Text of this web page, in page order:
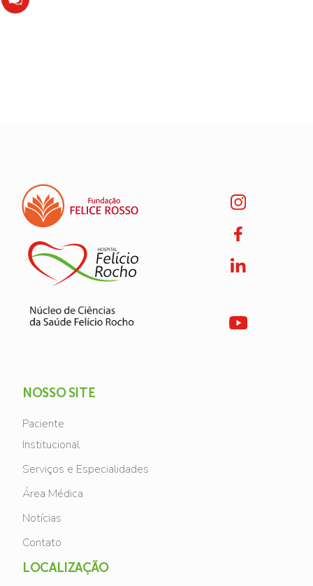
NOSSO SITE
Paciente
Institucional
Serviços e Especialidades
Área Médica
Notícias
Contato
LOCALIZAÇÃO